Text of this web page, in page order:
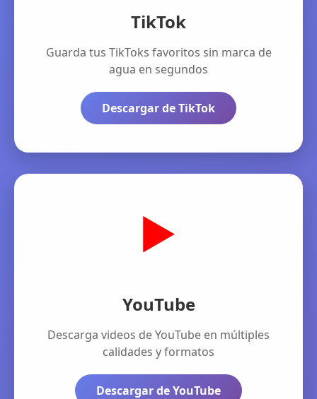
TikTok
Guarda tus TikToks favoritos sin marca de
agua en segundos
Descargar de TikTok
▶️
YouTube
Descarga videos de YouTube en múltiples
calidades y formatos
Descargar de YouTube